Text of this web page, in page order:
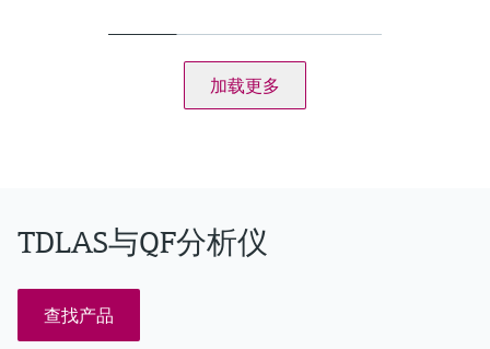
IECEx / ATEX / CNEx / KCs / CCOE / JPN Zone 1
加载更多
TDLAS与QF分析仪
查找产品